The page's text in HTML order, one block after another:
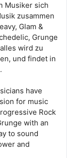
Musiker sich
zusammen
Glam &
Grunge
wird zu
und findet in
have
for music
Rock
with an
to sound
and